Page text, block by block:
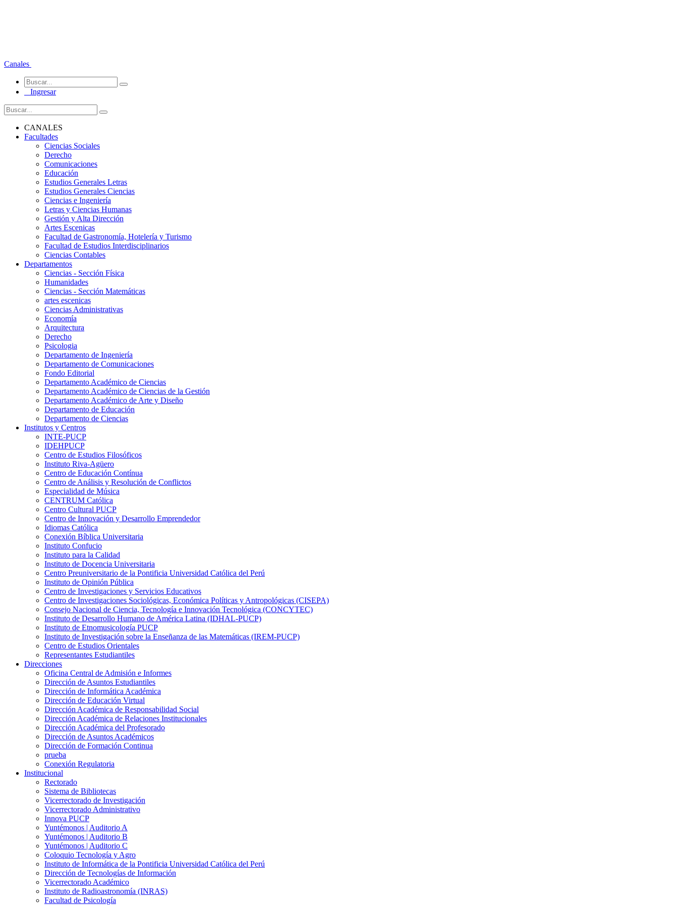
Canales
Ingresar
CANALES
Facultades
Ciencias Sociales
Derecho
Comunicaciones
Educación
Estudios Generales Letras
Estudios Generales Ciencias
Ciencias e Ingeniería
Letras y Ciencias Humanas
Gestión y Alta Dirección
Artes Escenicas
Facultad de Gastronomía, Hotelería y Turismo
Facultad de Estudios Interdisciplinarios
Ciencias Contables
Departamentos
Ciencias - Sección Física
Humanidades
Ciencias - Sección Matemáticas
artes escenicas
Ciencias Administrativas
Economía
Arquitectura
Derecho
Psicologia
Departamento de Ingeniería
Departamento de Comunicaciones
Fondo Editorial
Departamento Académico de Ciencias
Departamento Académico de Ciencias de la Gestión
Departamento Académico de Arte y Diseño
Departamento de Educación
Departamento de Ciencias
Institutos y Centros
INTE-PUCP
IDEHPUCP
Centro de Estudios Filosóficos
Instituto Riva-Agüero
Centro de Educación Contínua
Centro de Análisis y Resolución de Conflictos
Especialidad de Música
CENTRUM Católica
Centro Cultural PUCP
Centro de Innovación y Desarrollo Emprendedor
Idiomas Católica
Conexión Bíblica Universitaria
Instituto Confucio
Instituto para la Calidad
Instituto de Docencia Universitaria
Centro Preuniversitario de la Pontificia Universidad Católica del Perú
Instituto de Opinión Pública
Centro de Investigaciones y Servicios Educativos
Centro de Investigaciones Sociológicas, Económica Políticas y Antropológicas (CISEPA)
Consejo Nacional de Ciencia, Tecnología e Innovación Tecnológica (CONCYTEC)
Instituto de Desarrollo Humano de América Latina (IDHAL-PUCP)
Instituto de Etnomusicología PUCP
Instituto de Investigación sobre la Enseñanza de las Matemáticas (IREM-PUCP)
Centro de Estudios Orientales
Representantes Estudiantiles
Direcciones
Oficina Central de Admisión e Informes
Dirección de Asuntos Estudiantiles
Dirección de Informática Académica
Dirección de Educación Virtual
Dirección Académica de Responsabilidad Social
Dirección Académica de Relaciones Institucionales
Dirección Académica del Profesorado
Dirección de Asuntos Académicos
Dirección de Formación Continua
prueba
Conexión Regulatoria
Institucional
Rectorado
Sistema de Bibliotecas
Vicerrectorado de Investigación
Vicerrectorado Administrativo
Innova PUCP
Yuntémonos | Auditorio A
Yuntémonos | Auditorio B
Yuntémonos | Auditorio C
Coloquio Tecnología y Agro
Instituto de Informática de la Pontificia Universidad Católica del Perú
Dirección de Tecnologías de Información
Vicerrectorado Académico
Instituto de Radioastronomía (INRAS)
Facultad de Psicología